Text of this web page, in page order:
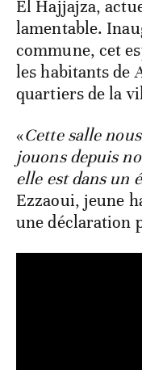
El Hajjajza,
lamentable.
commune, cet
les habitants de
quartiers de la
«Cette salle
jouons depuis
elle est dans un
Ezzaoui, jeune
une déclaration